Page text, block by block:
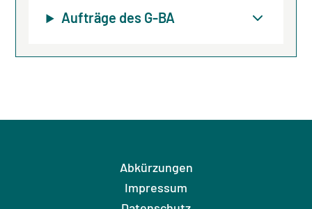
Aufträge des G-BA
Abkürzungen
Impressum